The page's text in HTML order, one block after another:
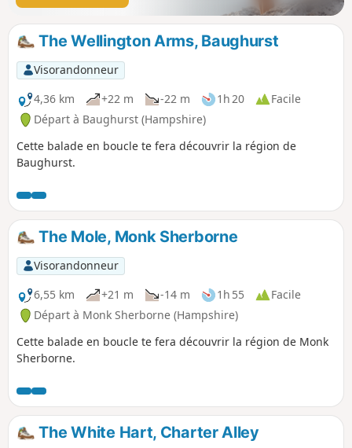
The Wellington Arms, Baughurst
Visorandonneur
4,36 km
+22 m -22 m 1h 20
Facile
Départ à Baughurst (Hampshire)
Cette balade en boucle te fera découvrir la région de
Baughurst.
The Mole, Monk Sherborne
Visorandonneur
6,55 km
+21 m -14 m 1h 55
Facile
Départ à Monk Sherborne (Hampshire)
Cette balade en boucle te fera découvrir la région de Monk
Sherborne.
The White Hart, Charter Alley